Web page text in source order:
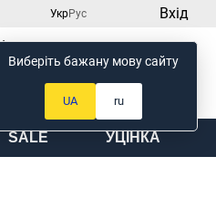
УкрРус Вхід
:00 до 18:00
Вихідний
Мій кошик
SALE УЦІНКА
Виберіть бажану мову сайту
UA ru